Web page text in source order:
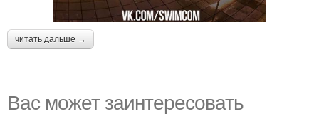
читать дальше →
Вас может заинтересовать